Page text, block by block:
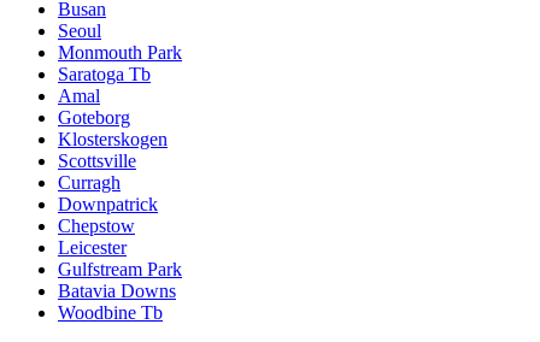
Busan
Seoul
Monmouth Park
Saratoga Tb
Amal
Goteborg
Klosterskogen
Scottsville
Curragh
Downpatrick
Chepstow
Leicester
Gulfstream Park
Batavia Downs
Woodbine Tb